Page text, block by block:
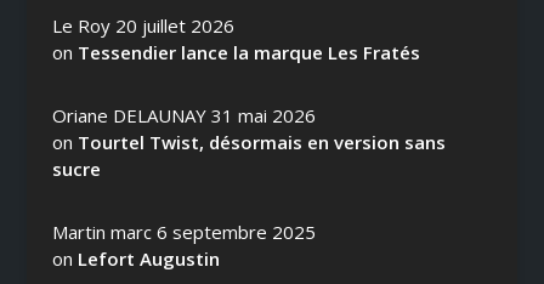
Le Roy 20 juillet 2026
on Tessendier lance la marque Les Fratés
Oriane DELAUNAY 31 mai 2026
on Tourtel Twist, désormais en version sans
sucre
Martin marc 6 septembre 2025
on Lefort Augustin